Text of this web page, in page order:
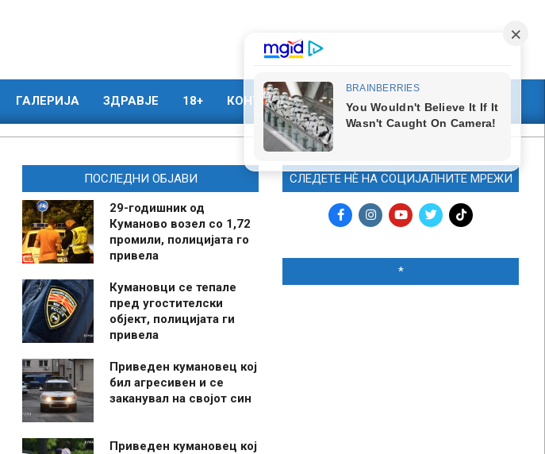
ГАЛЕРИЈА ЗДРАВЈЕ 18+ КОНТАКТ МАРКЕТИНГ
ПОСЛЕДНИ ОБЈАВИ
29-годишник од
Куманово возел со 1,72
промили, полицијата го
привела
Кумановци се тепале
пред угостителски
објект, полицијата ги
привела
Приведен кумановец кој
бил агресивен и се
заканувал на својот син
Приведен кумановец кој
СЛЕДЕТЕ НЀ НА СОЦИЈАЛНИТЕ МРЕЖИ
*